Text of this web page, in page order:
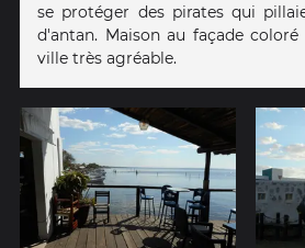
se protéger des pirates qui
d'antan. Maison au façade
ville très agréable.